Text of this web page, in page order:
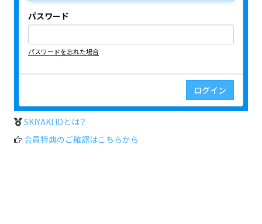
パスワード
パスワードを忘れた場合
SKIYAKI IDとは？
会員特典のご確認はこちらから